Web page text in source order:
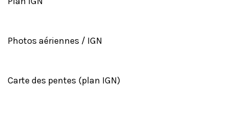
Photos aériennes / IGN
Carte des pentes (plan IGN)